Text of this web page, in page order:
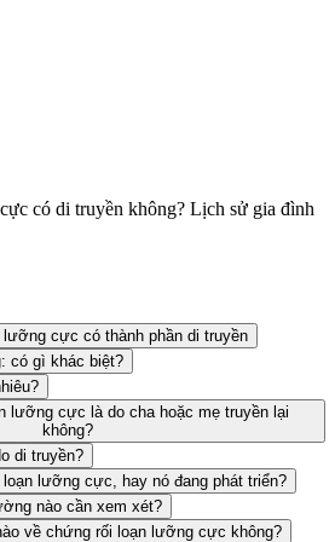
có di truyền không? Lịch sử gia đình
cực có thành phần di truyền
có gì khác biệt?
lưỡng cực là do cha hoặc mẹ truyền lại
không?
di truyền?
lưỡng cực, hay nó đang phát triển?
nào cần xem xét?
về chứng rối loạn lưỡng cực không?